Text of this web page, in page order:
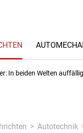
In beiden Welten auffällig
Autotechnik